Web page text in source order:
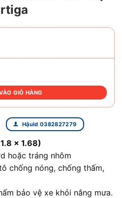
CAO CẤP CHO XE SUZUKI
GIỎ HÀNG
Hậuld 0382827279
x 1.68)
hoặc tráng nhôm
chống nóng, chống thấm,
bảo vệ xe khỏi nắng mưa.